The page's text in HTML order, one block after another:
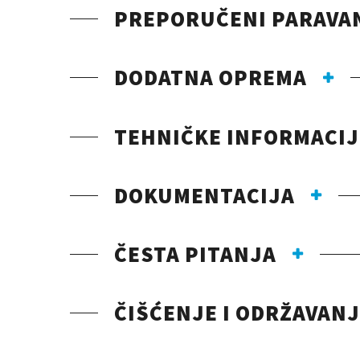
PREPORUČENI
DODATNA OPREMA
TEHNIČKE
DOKUMENTACIJA
ČESTA PITANJA
ČIŠĆENJE I